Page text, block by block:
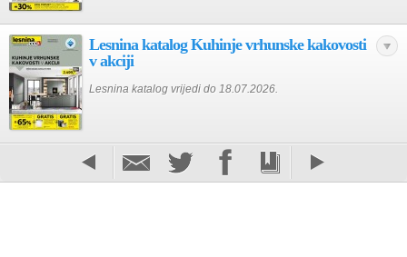
Lesnina katalog Kuhinje vrhunske kakovosti
v akciji
Lesnina katalog vrijedi do 18.07.2026.